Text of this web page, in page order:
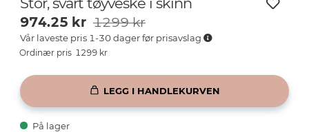
1299 kr
974.25 kr 1299 kr
Vår laveste pris 1-30 dager før prisavslag
LEGG I HANDLEKURVEN
På lager